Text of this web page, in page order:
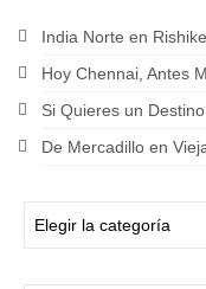
India Norte en
Hoy Chennai, Antes
Si Quieres un
De Mercadillo en